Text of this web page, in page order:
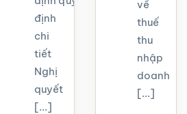
định
chi
tiết
Nghị
quyết
[...]
về
thuế
thu
nhập
doanh
[...]